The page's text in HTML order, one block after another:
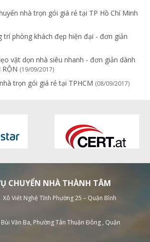
nhà trọn gói giá rẻ tại TP Hồ Chí Minh
trí phòng khách đẹp hiện đại - đơn giản
vặt dọn nhà siêu nhanh - đơn giản dành
(19/09/2017)
trọn gói giá rẻ tại TPHCM (08/09/2017)
CHUYỂN NHÀ THÀNH TÂM
Viết Nghệ Tĩnh Phường 25 – Quận Bình
Văn Ba, Phường Tân Thuận Đông , Quận